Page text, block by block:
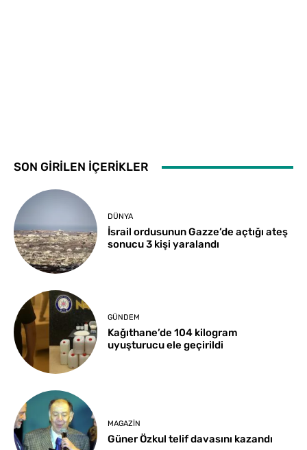
SON GİRİLEN İÇERİKLER
DÜNYA
İsrail ordusunun Gazze’de açtığı ateş
sonucu 3 kişi yaralandı
GÜNDEM
Kağıthane’de 104 kilogram
uyuşturucu ele geçirildi
MAGAZIN
Güner Özkul telif davasını kazandı